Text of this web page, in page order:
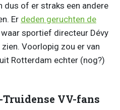
dus of er straks een andere
Er deden geruchten de
waar sportief directeur Dévy
Voorlopig zou er van
Rotterdam echter (nog?)
VV-fans